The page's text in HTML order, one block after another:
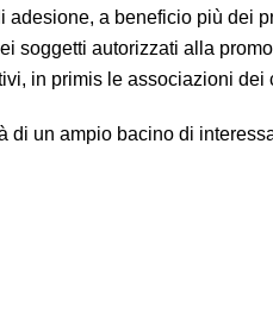
a beneficio più dei
soggetti autorizzati alla
in primis le associazioni dei
un ampio bacino di